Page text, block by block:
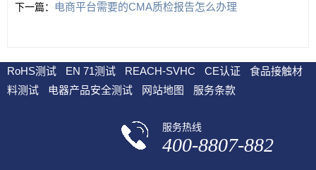
下一篇： 电商平台需要的CMA质检报告怎么办理
RoHS测试 EN 71测试 REACH-SVHC CE认证
食品接触材
料测试
电器产品安全测试 网站地图 服务条款
服务热线
400-8807-882